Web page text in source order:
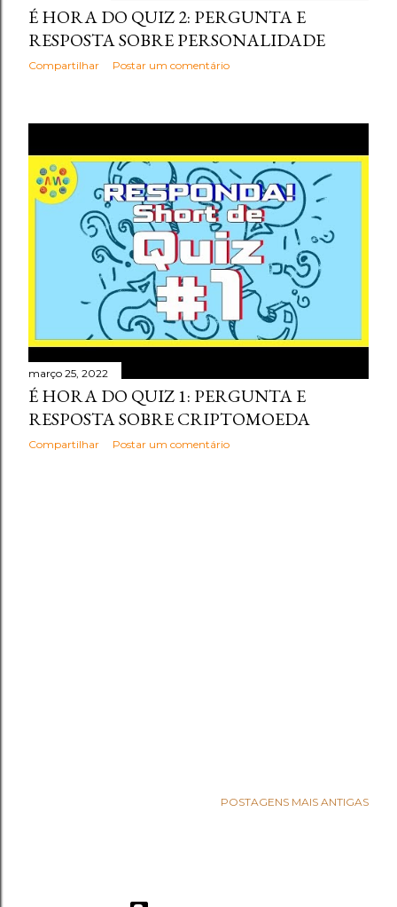
É HORA DO QUIZ 2: PERGUNTA E
RESPOSTA SOBRE PERSONALIDADE
Compartilhar Postar um comentário
março 25, 2022
É HORA DO QUIZ 1: PERGUNTA E
RESPOSTA SOBRE CRIPTOMOEDA
Compartilhar Postar um comentário
POSTAGENS MAIS ANTIGAS